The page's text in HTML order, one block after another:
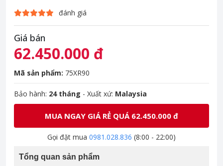
đánh giá
Giá bán
62.450.000 đ
Mã sản phẩm: 75XR90
Bảo hành: 24 tháng - Xuất xứ: Malaysia
MUA NGAY GIÁ RẺ QUÁ 62.450.000 đ
Gọi đặt mua 0981.028.836 (8:00 - 22:00)
Tổng quan sản phẩm